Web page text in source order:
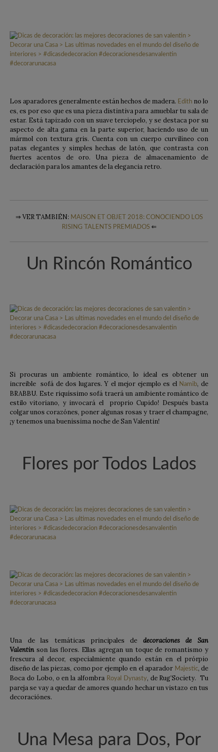
Los aparadores generalmente están hechos de madera. Edith no lo
es, es por eso que es una pieza distintiva para amueblar tu sala de
estar. Está tapizado con un suave terciopelo, y se destaca por su
aspecto de alta gama en la parte superior, haciendo uso de un
mármol con textura gris. Cuenta con un cuerpo curvilíneo con
patas elegantes y simples hechas de latón, que contrasta con
fuertes acentos de oro. Una pieza de almacenamiento de
declaración para los amantes de la elegancia retro.
⇒ VER TAMBIÉN: MAISON ET OBJET 2018: CONOCIENDO LOS
RISING TALENTS PREMIADOS⇐
Un Rincón Romántico
Si procuras un ambiente romántico, lo ideal es obtener un
increible sofá de dos lugares. Y el mejor ejemplo es el Namib, de
BRABBU. Este riquíssimo sofá traerá un amibiente romántico de
estilo vitoriano, y invocará el proprio Cupido! Después basta
colgar unos corazónes, poner algunas rosas y traer el champagne,
¡y tenemos una buenissima noche de San Valentin!
Flores por Todos Lados
Una de las temáticas principales de decoraciones de San
Valentin son las flores. Ellas agregan un toque de romantismo y
frescura al decor, especialmiente quando están en el prórpio
diseño de las piezas, como por ejemplo en el aparador Majestic, de
Boca do Lobo, o en la alfombra Royal Dynasty, de Rug’Society. Tu
pareja se vay a quedar de amores quando hechar un vistazo en tus
decoraciónes.
Una Mesa para Dos, Por